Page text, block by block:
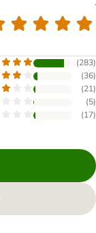
(283)
(36)
(21)
(5)
(17)